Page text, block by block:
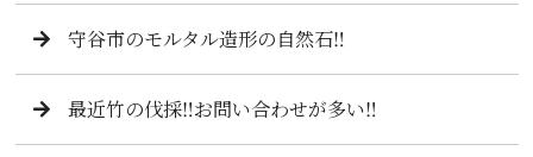
守谷市のモルタル造形の自然石‼️
最近竹の伐採‼️お問い合わせが多い‼️